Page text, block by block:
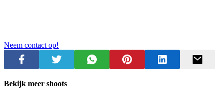
Neem contact op!
Bekijk meer shoots